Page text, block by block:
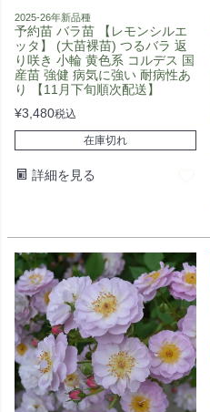
2025-26年新品種
予約苗 バラ苗 【レモンシルエ
ッタ】 (大苗裸苗) つるバラ 返
り咲き 小輪 黄色系 コルデス 国
産苗 強健 病気に強い 耐病性あ
り 【11月下旬順次配送】
¥3,480税込
在庫切れ
詳細を見る